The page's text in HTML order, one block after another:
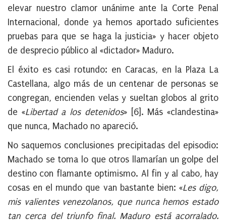
elevar nuestro clamor unánime ante la Corte Penal
Internacional, donde ya hemos aportado suficientes
pruebas para que se haga la justicia» y hacer objeto
de desprecio público al «dictador» Maduro.
El éxito es casi rotundo: en Caracas, en la Plaza La
Castellana, algo más de un centenar de personas se
congregan, encienden velas y sueltan globos al grito
de «Libertad a los detenidos» [6]. Más «clandestina»
que nunca, Machado no apareció.
No saquemos conclusiones precipitadas del episodio:
Machado se toma lo que otros llamarían un golpe del
destino con flamante optimismo. Al fin y al cabo, hay
cosas en el mundo que van bastante bien: «Les digo,
mis valientes venezolanos, que nunca hemos estado
tan cerca del triunfo final. Maduro está acorralado.